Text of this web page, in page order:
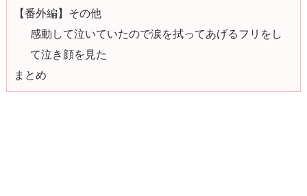
【番外編】その他
感動して泣いていたので涙を拭ってあげるフリをし
て泣き顔を見た
まとめ